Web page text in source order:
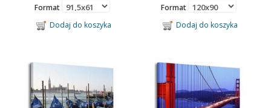
Format
Dodaj do koszyka
Format
Dodaj do koszyka